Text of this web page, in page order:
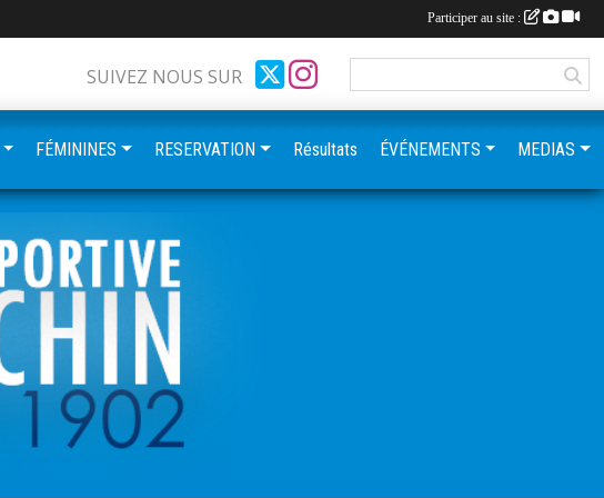
SUIVEZ NOUS SUR
FÉMININES RESERVATION Résultats ÉVÉNEMENTS MEDIAS
Participer au site :